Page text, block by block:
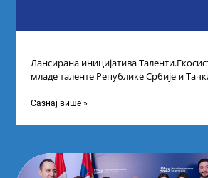
Лансирана иницијатива
младе таленте Републике Србије и
догађају су се
Сазнај више »